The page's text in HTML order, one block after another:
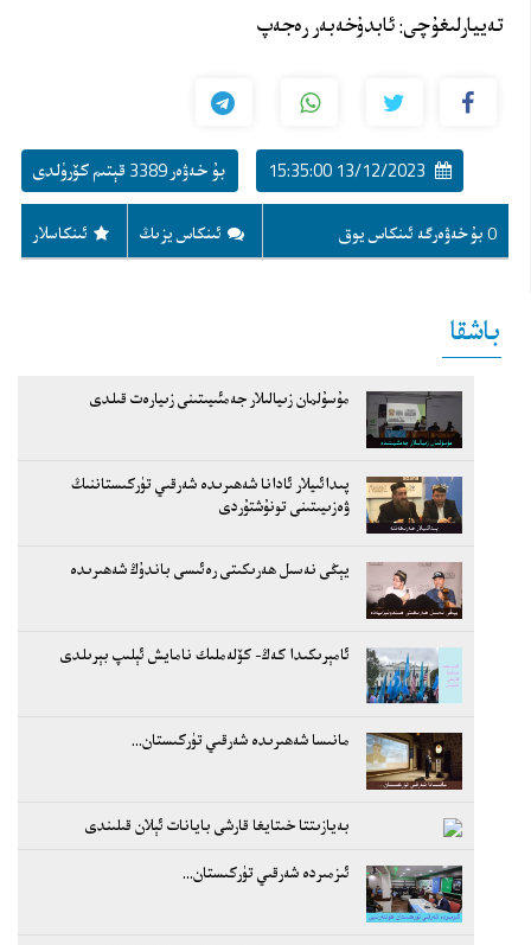
تەييارلىغۇچى: ئابدۇخەبەر رەجەپ
بۇ خەۋەر 3389 قېتىم كۆرۈلدى 13/12/2023 15:35:00
ئىنكاسلار ئىنكاس يزىڭ 0 بۇ خەۋەرگە ئىنكاس يوق
باشقا
مۇسۇلمان زىيالىلار جەمئىيىتىنى زىيارەت قىلدى
پىدائىيلار ئادانا شەھىرىدە شەرقىي تۈركىستاننىڭ
ۋەزىيىتىنى تونۇشتۇردى
يېڭى نەسىل ھەرىكىتى رەئىسى باندۇڭ شەھىرىدە
ئامېرىكىدا كەڭ- كۆلەملىك نامايش ئېلىپ بېرىلدى
مانىسا شەھىرىدە شەرقىي تۈركىستان...
بەيازىتتا خىتايغا قارشى بايانات ئېلان قىلىندى
ئىزمىردە شەرقىي تۈركىستان...